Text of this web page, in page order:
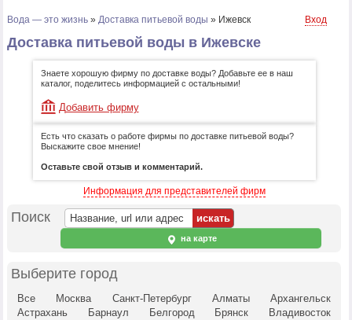
Вода — это жизнь » Доставка питьевой воды » Ижевск Вход
Доставка питьевой воды в Ижевске
Знаете хорошую фирму по доставке воды? Добавьте ее в наш
каталог, поделитесь информацией с остальными!
Добавить фирму
Есть что сказать о работе фирмы по доставке питьевой воды?
Выскажите свое мнение!
Оставьте свой отзыв и комментарий.
Информация для представителей фирм
Поиск
на карте
Выберите город
Все Москва Санкт-Петербург Алматы
Архангельск
Астрахань
Барнаул Белгород Брянск
Владивосток